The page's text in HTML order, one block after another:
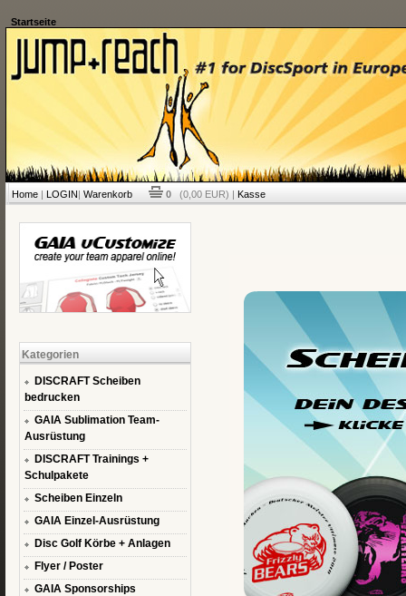
Startseite
Home| LOGIN| Warenkorb 0 (0,00 EUR) | Kasse
Kategorien
DISCRAFT Scheiben
bedrucken
GAIA Sublimation Team-
Ausrüstung
DISCRAFT Trainings +
Schulpakete
Scheiben Einzeln
GAIA Einzel-Ausrüstung
Disc Golf Körbe + Anlagen
Flyer / Poster
GAIA Sponsorships